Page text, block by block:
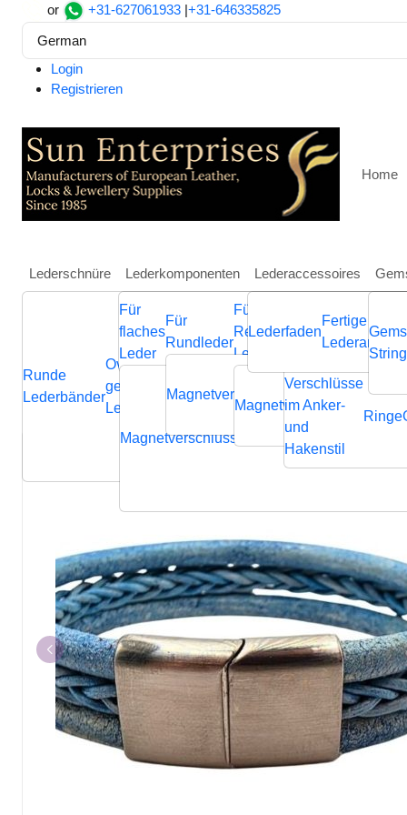
or +31-627061933 |+31-646335825
German
Login
Registrieren
Home
Lederschnüre
Runde
Lederbänder
Ovale
geflochtene
Lederbänder
Geflochtene
Lederschnüre
Flache
Lederschnüre
Lederkomponenten
Für
flaches
Leder
Magnetverschluss
Für
Rundleder
Magnetverschluss Endverschluss
Für
Regaliz
Leder
Magnetverschluss
Verschlüsse
im Anker-
und
Hakenstil
Ringe
Lederaccessoires
Lederfaden
Fertige
Lederaccessoires Fertige Lederarmbänder
Combination Leather